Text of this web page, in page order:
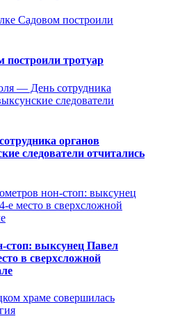
построили тротуар
органов
следователи отчитались
стоп: выксунец Павел
в сверхсложной